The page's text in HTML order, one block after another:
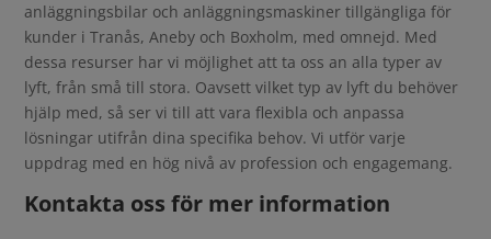
anläggningsbilar och anläggningsmaskiner tillgängliga för
kunder i Tranås, Aneby och Boxholm, med omnejd. Med
dessa resurser har vi möjlighet att ta oss an alla typer av
lyft, från små till stora. Oavsett vilket typ av lyft du behöver
hjälp med, så ser vi till att vara flexibla och anpassa
lösningar utifrån dina specifika behov. Vi utför varje
uppdrag med en hög nivå av profession och engagemang.
Kontakta oss för mer information